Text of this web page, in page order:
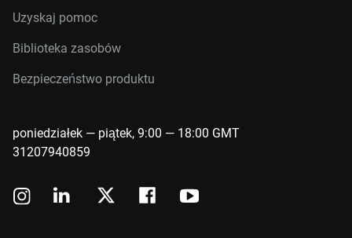
Uzyskaj pomoc
Biblioteka zasobów
Bezpieczeństwo produktu
poniedziałek — piątek, 9:00 — 18:00 GMT
31207940859